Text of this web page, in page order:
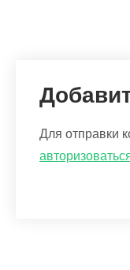
Для отправки